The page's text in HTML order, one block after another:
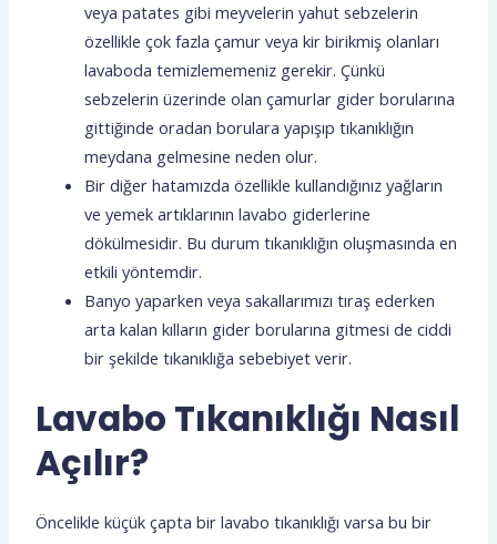
veya patates gibi meyvelerin yahut sebzelerin
özellikle çok fazla çamur veya kir birikmiş olanları
lavaboda temizlememeniz gerekir. Çünkü
sebzelerin üzerinde olan çamurlar gider borularına
gittiğinde oradan borulara yapışıp tıkanıklığın
meydana gelmesine neden olur.
Bir diğer hatamızda özellikle kullandığınız yağların
ve yemek artıklarının lavabo giderlerine
dökülmesidir. Bu durum tıkanıklığın oluşmasında en
etkili yöntemdir.
Banyo yaparken veya sakallarımızı tıraş ederken
arta kalan kılların gider borularına gitmesi de ciddi
bir şekilde tıkanıklığa sebebiyet verir.
Lavabo Tıkanıklığı Nasıl
Açılır?
Öncelikle küçük çapta bir lavabo tıkanıklığı varsa bu bir